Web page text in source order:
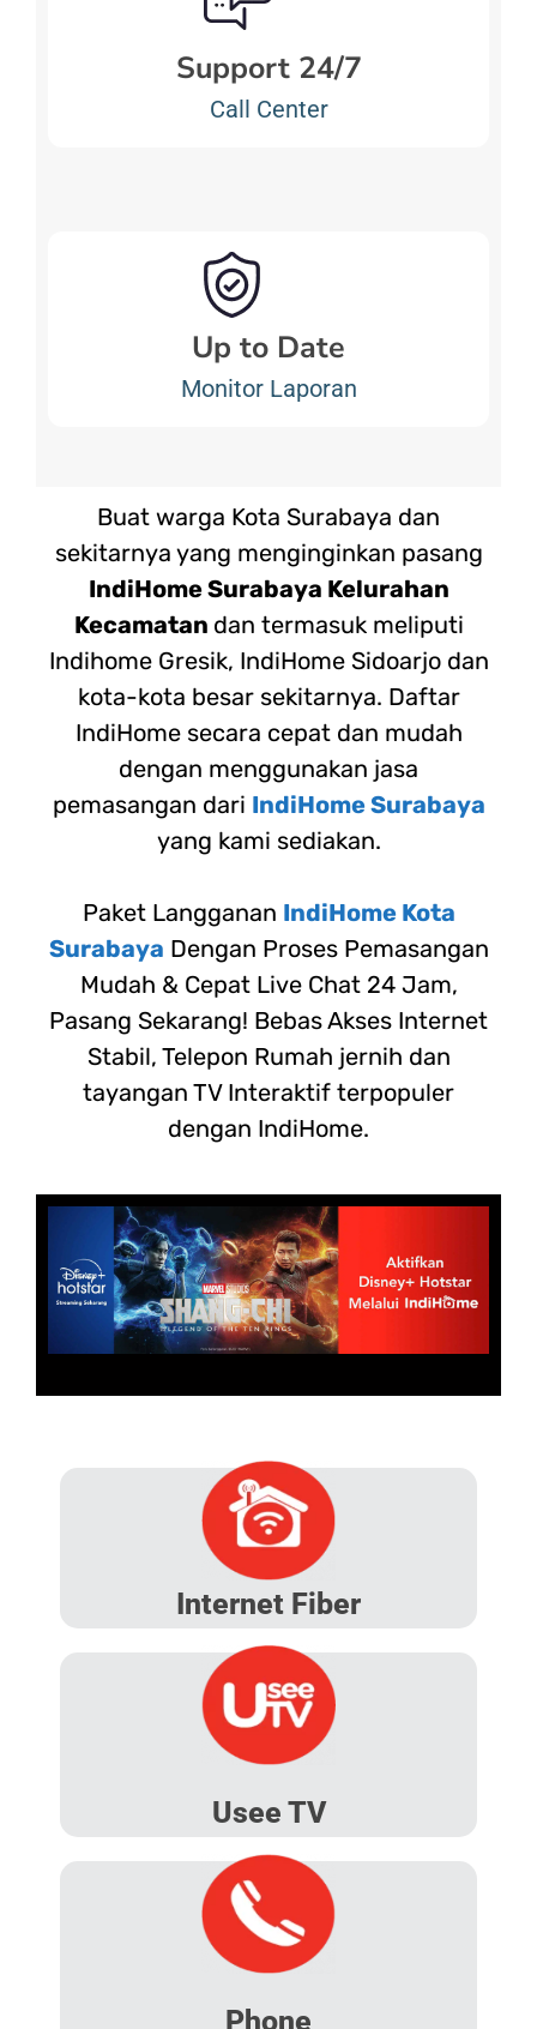
Support 24/7
Call Center
Up to Date
Monitor Laporan
Buat warga Kota Surabaya dan
sekitarnya yang menginginkan pasang
IndiHome Surabaya Kelurahan
Kecamatan dan termasuk meliputi
Indihome Gresik, IndiHome Sidoarjo dan
kota-kota besar sekitarnya. Daftar
IndiHome secara cepat dan mudah
dengan menggunakan jasa
pemasangan dari IndiHome Surabaya
yang kami sediakan.
Paket Langganan IndiHome Kota
Surabaya Dengan Proses Pemasangan
Mudah & Cepat Live Chat 24 Jam,
Pasang Sekarang! Bebas Akses Internet
Stabil, Telepon Rumah jernih dan
tayangan TV Interaktif terpopuler
dengan IndiHome.
Internet Fiber
Usee TV
Phone